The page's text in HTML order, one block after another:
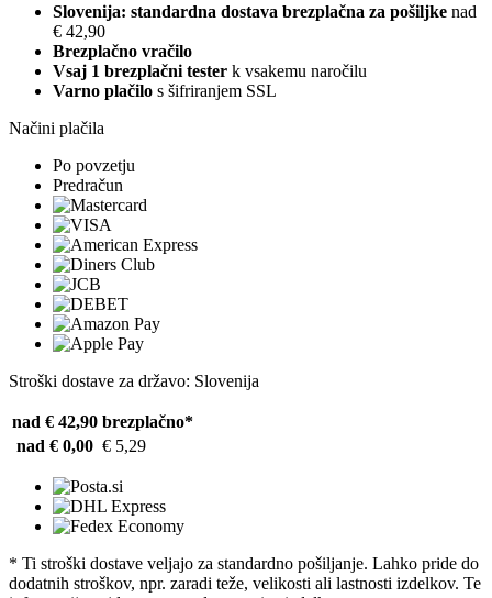
Slovenija: standardna dostava brezplačna za pošiljke nad
€ 42,90
Brezplačno vračilo
Vsaj 1 brezplačni tester k vsakemu naročilu
Varno plačilo s šifriranjem SSL
Načini plačila
Po povzetju
Predračun
Stroški dostave za državo: Slovenija
nad € 42,90 brezplačno*
nad € 0,00 € 5,29
* Ti stroški dostave veljajo za standardno pošiljanje. Lahko pride do
dodatnih stroškov, npr. zaradi teže, velikosti ali lastnosti izdelkov. Te